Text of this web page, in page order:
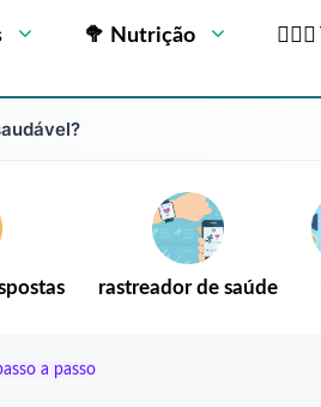
🥦 Nutrição
rastreador de saúde
a passo